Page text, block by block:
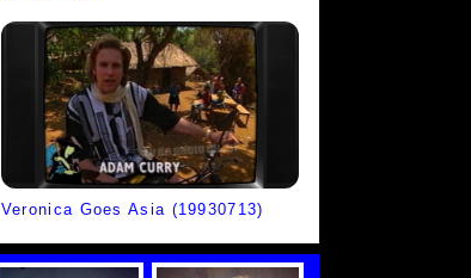
Veronica Goes Asia (19930713)